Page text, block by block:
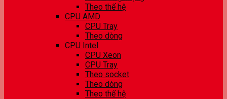
Theo thế hệ
CPU AMD
CPU Tray
Theo dòng
CPU Intel
CPU Xeon
CPU Tray
Theo socket
Theo dòng
Theo thế hệ